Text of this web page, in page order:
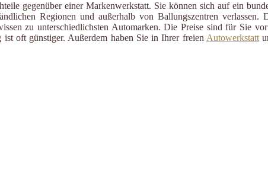
gegenüber einer Markenwerkstatt. Sie können sich auf ein
Regionen und außerhalb von Ballungszentren
zu unterschiedlichsten Automarken. Die Preise sind für Sie
oft günstiger. Außerdem haben Sie in Ihrer freien Autowerkstatt